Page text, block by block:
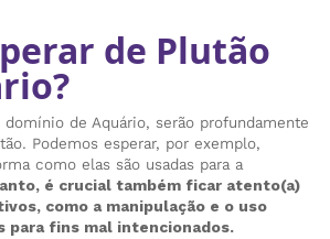
de Plutão
de Aquário, serão profundamente
Podemos esperar, por exemplo,
como elas são usadas para a
é crucial também ficar atento(a)
como a manipulação e o uso
para fins mal intencionados.